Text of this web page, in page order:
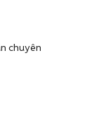
chuyên